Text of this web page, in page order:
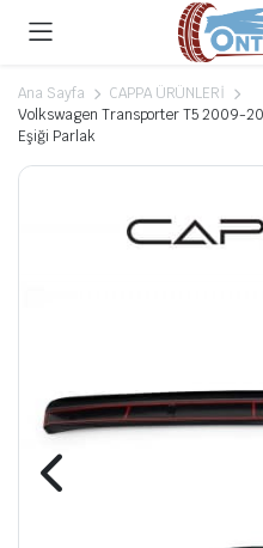
Ana Sayfa
CAPPA ÜRÜNLERİ
Volkswagen Transporter T5 2009-
Eşiği Parlak